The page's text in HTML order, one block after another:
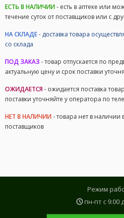
ЕСТЬ В НАЛИЧИИ- есть в аптеке или
течение суток от поставщиков или с
НА СКЛАДЕ- доставка товара
со склада
ПОД ЗАКАЗ - товар отпускается по
актуальную цену и срок поставки
ОЖИДАЕТСЯ- ожидается поставка
поставки уточняйте у оператора по
НЕТ В НАЛИЧИИ- товара нет в наличии
поставщиков
Режим
пн-пт с 9:00